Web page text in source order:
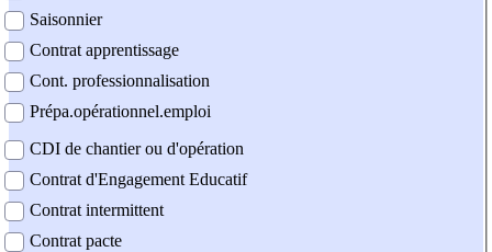
Saisonnier
Contrat apprentissage
Cont. professionnalisation
Prépa.opérationnel.emploi
CDI de chantier ou d'opération
Contrat d'Engagement Educatif
Contrat intermittent
Contrat pacte